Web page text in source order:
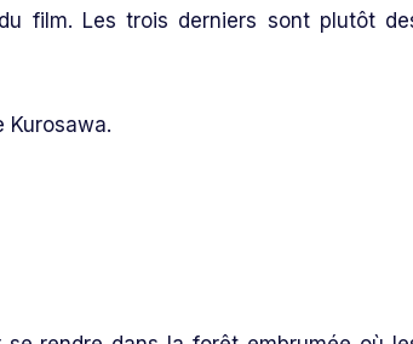
film. Les trois derniers sont plutôt
Kurosawa.